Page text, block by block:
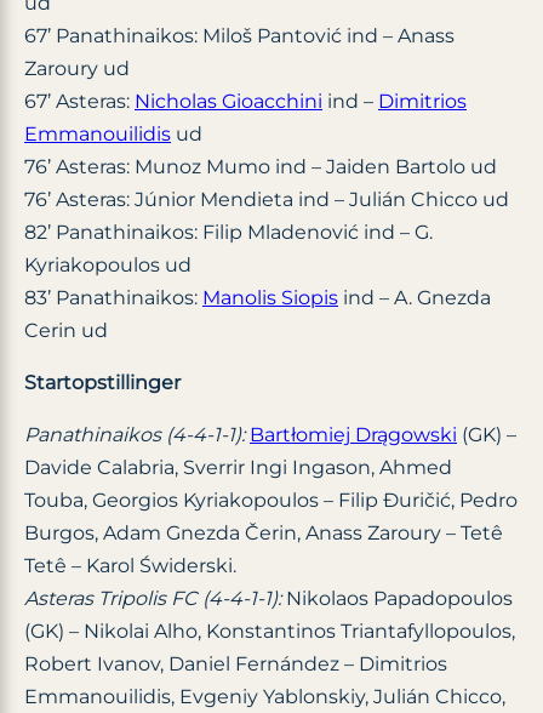
67’ Panathinaikos: Miloš Pantović ind – Anass
Zaroury ud
67’ Asteras: Nicholas Gioacchini ind – Dimitrios
Emmanouilidis ud
76’ Asteras: Munoz Mumo ind – Jaiden Bartolo ud
76’ Asteras: Júnior Mendieta ind – Julián Chicco ud
82’ Panathinaikos: Filip Mladenović ind – G.
Kyriakopoulos ud
83’ Panathinaikos: Manolis Siopis ind – A. Gnezda
Cerin ud
Startopstillinger
Panathinaikos (4-4-1-1): Bartłomiej Drągowski (GK) –
Davide Calabria, Sverrir Ingi Ingason, Ahmed
Touba, Georgios Kyriakopoulos – Filip Đuričić, Pedro
Burgos, Adam Gnezda Čerin, Anass Zaroury – Tetê
Tetê – Karol Świderski.
Asteras Tripolis FC (4-4-1-1):Nikolaos Papadopoulos
(GK) – Nikolai Alho, Konstantinos Triantafyllopoulos,
Robert Ivanov, Daniel Fernández – Dimitrios
Emmanouilidis, Evgeniy Yablonskiy, Julián Chicco,